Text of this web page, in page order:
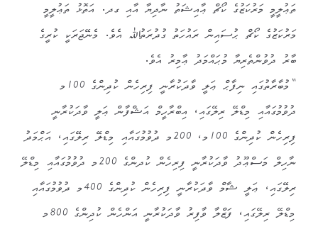
ތަޢުލީމީ މަރުކަޒުގެ ކޯޗް ޢާއިޝަތު ނާދިޔާ އާއި ގދ. އަތޮޅު ތަޢުލީމީ
މަރުކަޒުގެ ކޯޗް ޙުސައިން ރައުހަތު ގުދުރަތުﷲ އެވެ. މެނޭޖަރަކީ ކުރީގެ
ބާރު ދުވުންތެރިޔާ މުޙައްމަދު ޢާމިރު އެވެ.
“މުބާރާތުގައި ނިފާޙް ޢަލީ ވާދަކުރާނީ ފިރިހެން ކުދިންގެ 100މ
ދުވުމުގައާއި މިޑްލޭ ރިލޭގައި، އިބްރާހީމް އަޝްފާން ޢަލީ ވާދަކުރާނީ
ފިރިހެން ކުދިންގެ 100މ، 200މ ދުވުމުގައާއި މިޑްލޭ ރިލޭގައި، އަޙްމަދު
ނާހިލް މަސްޢޫދު ވާދަކުރާނީ ފިރިހެން ކުދންގެ 200މ ދުވުމުގައާއި މިޑްލޭ
ރިލޭގައި، ޢަލީ ޝާމް ވާދަކުރާނީ ފިރިހެން ކުދިންގެ 400މ ދުވުމުގައާއި
މިޑްލޭ ރިލޭގައި، ފަޒްލާ ވާފިރު ވާދަކުރާނީ އަންހެން ކުދިންގެ 800މ